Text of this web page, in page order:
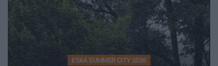
ESKA SUMMER CITY 2026